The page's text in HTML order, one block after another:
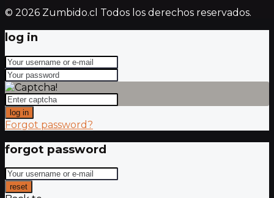
© 2026 Zumbido.cl Todos los derechos reservados.
log in
log in
Forgot password?
forgot password
reset